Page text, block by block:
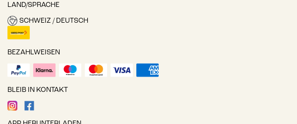
LAND/SPRACHE
SCHWEIZ / DEUTSCH
BEZAHLWEISEN
BLEIB IN KONTAKT